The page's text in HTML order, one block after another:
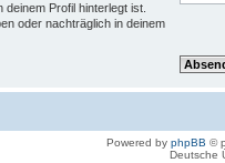
Profil hinterlegt ist.
oder nachträglich in deinem
Powered by phpBB ©
Deutsche